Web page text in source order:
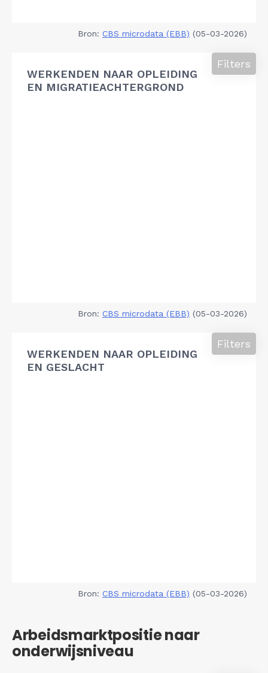
Bron: CBS microdata (EBB) (05-03-2026)
WERKENDEN NAAR OPLEIDING
EN MIGRATIEACHTERGROND
Filters
Bron: CBS microdata (EBB) (05-03-2026)
WERKENDEN NAAR OPLEIDING
EN GESLACHT
Filters
Bron: CBS microdata (EBB) (05-03-2026)
Arbeidsmarktpositie naar
onderwijsniveau